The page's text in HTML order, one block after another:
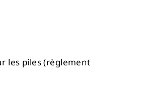
les piles (règlement